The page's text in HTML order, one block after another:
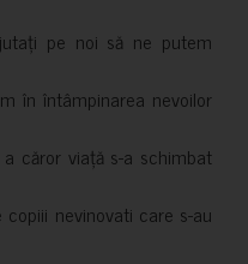
pe noi să ne putem
în întâmpinarea nevoilor
căror viață s-a schimbat
nevinovati care s-au